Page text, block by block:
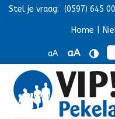
Navigatie overslaan
Stel je vraag: (0597) 645
Home
aA aA